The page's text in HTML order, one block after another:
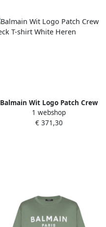
Balmain Wit Logo Patch Crew
Neck T-shirt White Heren
1 webshop
€ 371,30